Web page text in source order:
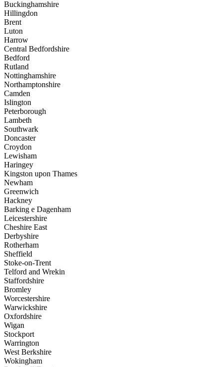
Buckinghamshire
Hillingdon
Brent
Luton
Harrow
Central Bedfordshire
Bedford
Rutland
Nottinghamshire
Northamptonshire
Camden
Islington
Peterborough
Lambeth
Southwark
Doncaster
Croydon
Lewisham
Haringey
Kingston upon Thames
Newham
Greenwich
Hackney
Barking e Dagenham
Leicestershire
Cheshire East
Derbyshire
Rotherham
Sheffield
Stoke-on-Trent
Telford and Wrekin
Staffordshire
Bromley
Worcestershire
Warwickshire
Oxfordshire
Wigan
Stockport
Warrington
West Berkshire
Wokingham